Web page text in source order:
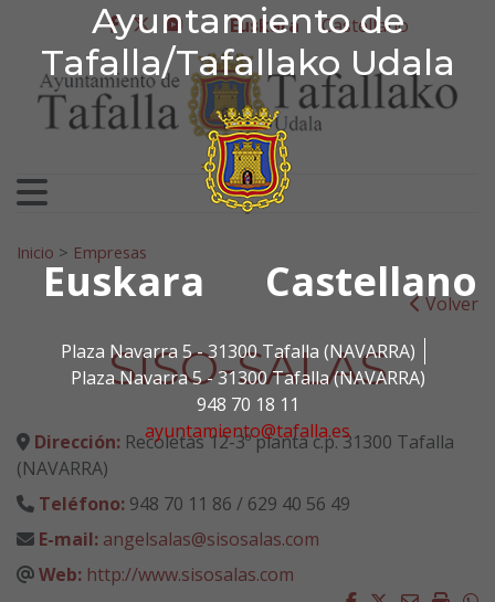
Ayuntamiento de
Tafalla/Tafallako Udala
Euskara Castellano
Plaza Navarra 5 - 31300 Tafalla (NAVARRA)
Plaza Navarra 5 - 31300 Tafalla (NAVARRA)
948 70 18 11
ayuntamiento@tafalla.es
Ir al contenido
Ayuntamiento de
facebook
twitter
youtube
Euskara Castellano
Bilatu:
Inicio > Empresas
Volver
SISO-SALAS
Dirección: Recoletas 12-3º planta c.p. 31300 Tafalla
(NAVARRA)
Teléfono: 948 70 11 86 / 629 40 56 49
E-mail: angelsalas@sisosalas.com
Web: http://www.sisosalas.com